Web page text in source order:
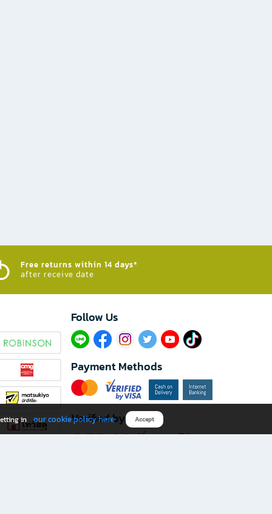
Free returns within 14 days*
after receive date
Follow Us​
Payment Methods
Verified by
in our cookie policy here Accept